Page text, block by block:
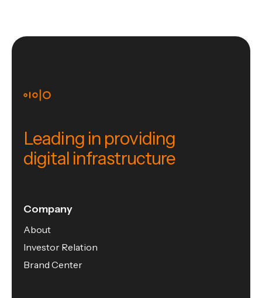
Leading in providing
digital infrastructure
Company
About
Investor Relation
Brand Center